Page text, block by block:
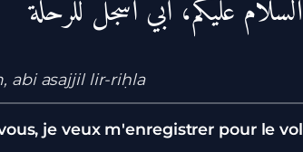
السلام عليكم، أبي أسجل للرحلة
abi asajjil lir-riḥla
je veux m'enregistrer pour le vol